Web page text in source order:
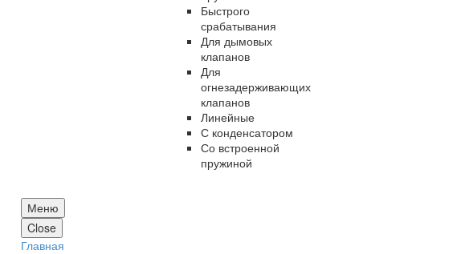
Быстрого
срабатывания
Для дымовых
клапанов
Для
огнезадерживающих
клапанов
Линейные
С конденсатором
Со встроенной
пружиной
Меню
Close
Главная